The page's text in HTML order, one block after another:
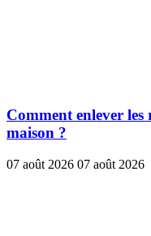
Comment enlever les
maison ?
07 août 2026 07 août 2026